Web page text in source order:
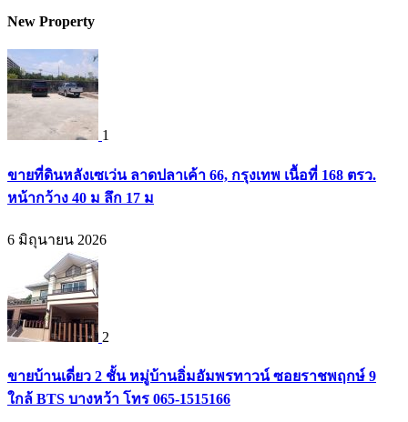
New Property
1
ขายที่ดินหลังเซเว่น ลาดปลาเค้า 66, กรุงเทพ เนื้อที่ 168 ตรว.
หน้ากว้าง 40 ม ลึก 17 ม
6 มิถุนายน 2026
2
ขายบ้านเดี่ยว 2 ชั้น หมู่บ้านอิ่มอัมพรทาวน์ ซอยราชพฤกษ์ 9
ใกล้ BTS บางหว้า โทร 065-1515166